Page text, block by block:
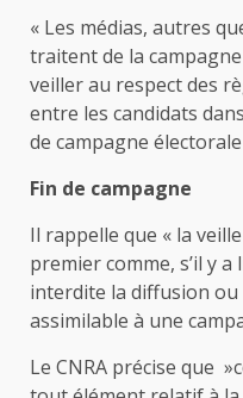
« Les médias, autres
traitent de la
veiller au respect des
entre les candidats
de campagne
Fin de campagne
Il rappelle que « la
premier comme, s’il y
interdite la diffusion
assimilable à une
Le CNRA précise que